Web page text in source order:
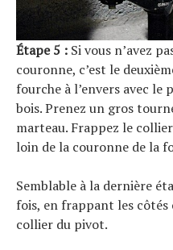
Étape 5 : Si vous n’avez
couronne, c’est le
fourche à l’envers avec
bois. Prenez un gros
marteau. Frappez le
loin de la couronne de la
Semblable à la dernière
fois, en frappant les
collier du pivot.